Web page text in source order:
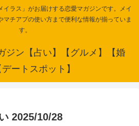
イラス」がお届けする恋愛マガジンです。メイ
マチアプの使い方まで便利な情報が揃っていま
す。
2025/10/28